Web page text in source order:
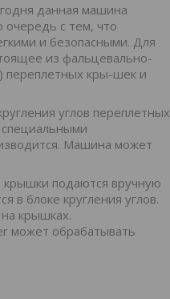
данная машина
очередь с тем, что
и безопасными. Для
из фальцевально-
переплетных кры-шек и
углов переплетных
Машина может
подаются вручную
в блоке кругления углов.
крышках.
может обрабатывать